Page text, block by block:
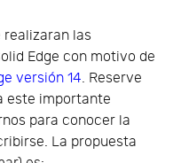
realizaran las
Edge con motivo de
versión 14. Reserve
este importante
para conocer la
La propuesta